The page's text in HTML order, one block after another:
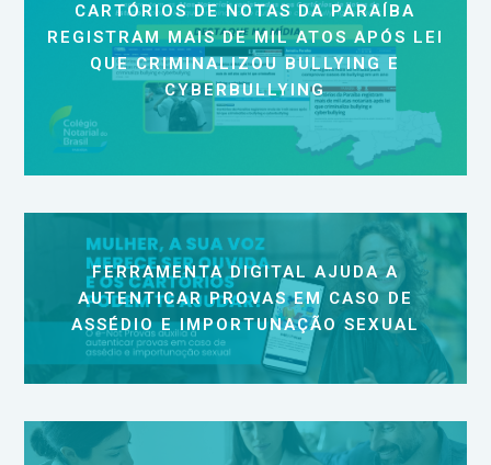
CARTÓRIOS DE NOTAS DA PARAÍBA
REGISTRAM MAIS DE MIL ATOS APÓS LEI
QUE CRIMINALIZOU BULLYING E
CYBERBULLYING
FERRAMENTA DIGITAL AJUDA A
AUTENTICAR PROVAS EM CASO DE
ASSÉDIO E IMPORTUNAÇÃO SEXUAL